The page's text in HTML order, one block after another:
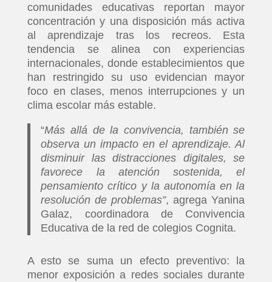
comunidades educativas reportan mayor
concentración y una disposición más activa
al aprendizaje tras los recreos. Esta
tendencia se alinea con experiencias
internacionales, donde establecimientos que
han restringido su uso evidencian mayor
foco en clases, menos interrupciones y un
clima escolar más estable.
“Más allá de la convivencia, también se
observa un impacto en el aprendizaje. Al
disminuir las distracciones digitales, se
favorece la atención sostenida, el
pensamiento crítico y la autonomía en la
resolución de problemas”, agrega Yanina
Galaz, coordinadora de Convivencia
Educativa de la red de colegios Cognita.
A esto se suma un efecto preventivo: la
menor exposición a redes sociales durante